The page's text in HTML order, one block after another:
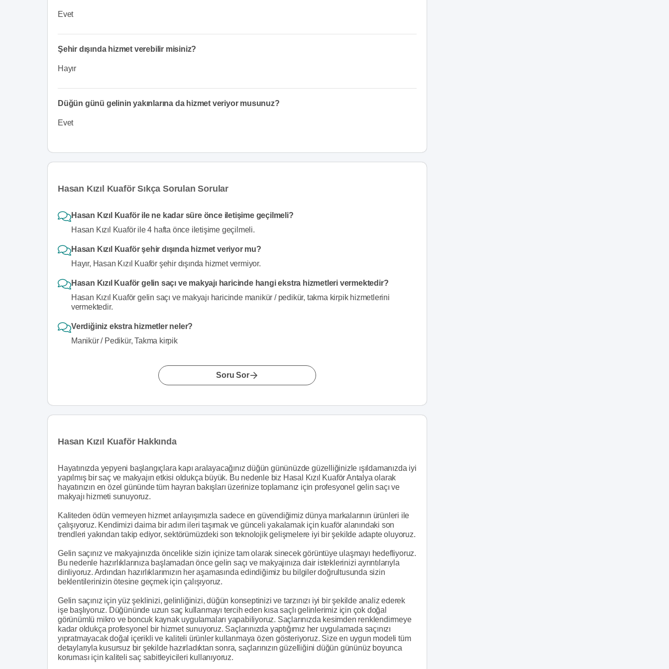
Evet
Şehir dışında hizmet verebilir misiniz?
Hayır
Düğün günü gelinin yakınlarına da hizmet veriyor musunuz?
Evet
Hasan Kızıl Kuaför Sıkça Sorulan Sorular
Hasan Kızıl Kuaför ile ne kadar süre önce iletişime geçilmeli?
Hasan Kızıl Kuaför ile 4 hafta önce iletişime geçilmeli.
Hasan Kızıl Kuaför şehir dışında hizmet veriyor mu?
Hayır, Hasan Kızıl Kuaför şehir dışında hizmet vermiyor.
Hasan Kızıl Kuaför gelin saçı ve makyajı haricinde hangi ekstra hizmetleri vermektedir?
Hasan Kızıl Kuaför gelin saçı ve makyajı haricinde manikür / pedikür, takma kirpik hizmetlerini
vermektedir.
Verdiğiniz ekstra hizmetler neler?
Manikür / Pedikür, Takma kirpik
Soru Sor
Hasan Kızıl Kuaför Hakkında
Hayatınızda yepyeni başlangıçlara kapı aralayacağınız düğün gününüzde güzelliğinizle ışıldamanızda iyi
yapılmış bir saç ve makyajın etkisi oldukça büyük. Bu nedenle biz Hasal Kızıl Kuaför Antalya olarak
hayatınızın en özel gününde tüm hayran bakışları üzerinize toplamanız için profesyonel gelin saçı ve
makyajı hizmeti sunuyoruz.
Kaliteden ödün vermeyen hizmet anlayışımızla sadece en güvendiğimiz dünya markalarının ürünleri ile
çalışıyoruz. Kendimizi daima bir adım ileri taşımak ve günceli yakalamak için kuaför alanındaki son
trendleri yakından takip ediyor, sektörümüzdeki son teknolojik gelişmelere iyi bir şekilde adapte oluyoruz.
Gelin saçınız ve makyajınızda öncelikle sizin içinize tam olarak sinecek görüntüye ulaşmayı hedefliyoruz.
Bu nedenle hazırlıklarınıza başlamadan önce gelin saçı ve makyajınıza dair isteklerinizi ayrıntılarıyla
dinliyoruz. Ardından hazırlıklarımızın her aşamasında edindiğimiz bu bilgiler doğrultusunda sizin
beklentilerinizin ötesine geçmek için çalışıyoruz.
Gelin saçınız için yüz şeklinizi, gelinliğinizi, düğün konseptinizi ve tarzınızı iyi bir şekilde analiz ederek
işe başlıyoruz. Düğününde uzun saç kullanmayı tercih eden kısa saçlı gelinlerimiz için çok doğal
görünümlü mikro ve boncuk kaynak uygulamaları yapabiliyoruz. Saçlarınızda kesimden renklendirmeye
kadar oldukça profesyonel bir hizmet sunuyoruz. Saçlarınızda yaptığımız her uygulamada saçınızı
yıpratmayacak doğal içerikli ve kaliteli ürünler kullanmaya özen gösteriyoruz. Size en uygun modeli tüm
detaylarıyla kusursuz bir şekilde hazırladıktan sonra, saçlarınızın güzelliğini düğün gününüz boyunca
koruması için kaliteli saç sabitleyicileri kullanıyoruz.